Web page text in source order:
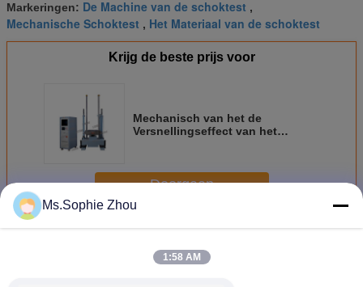
Markeringen: De Machine van de schoktest ,
Mechanische Schoktest , Het Materiaal van de schoktest
Krijg de beste prijs voor
Mechanisch van het de
Versnellingseffect van het
van CEI
Doorgaan
MeerSchokproefsysteem
Ms.Sophie Zhou
1:58 AM